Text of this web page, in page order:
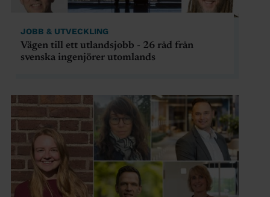
JOBB & UTVECKLING
Vägen till ett utlandsjobb - 26 råd från
svenska ingenjörer utomlands